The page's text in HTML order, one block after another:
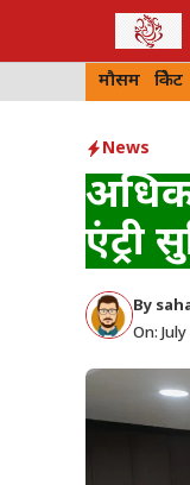
मौसम क्रिकेट
News
एंट्री
By
On: